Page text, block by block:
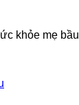
khỏe mẹ